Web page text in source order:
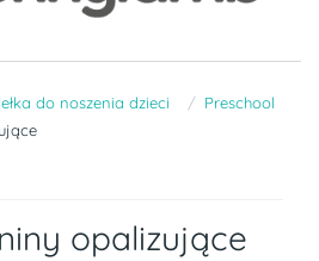
do noszenia dzieci
Preschool
opalizujące